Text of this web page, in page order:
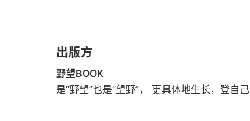
21
22
出版方
野望BOOK
是“野望”也是“望野”， 更具体地生长，登